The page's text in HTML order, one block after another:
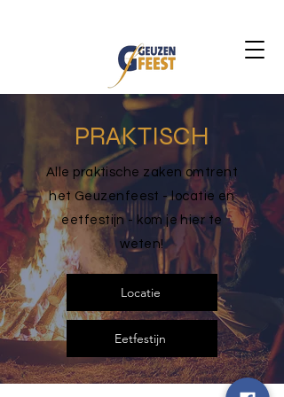
PRAKTISCH
Alle praktische zaken omtrent
het Geuzenfeest - locatie en
eetfestijn - kom je hier te
weten!
Locatie
Eetfestijn